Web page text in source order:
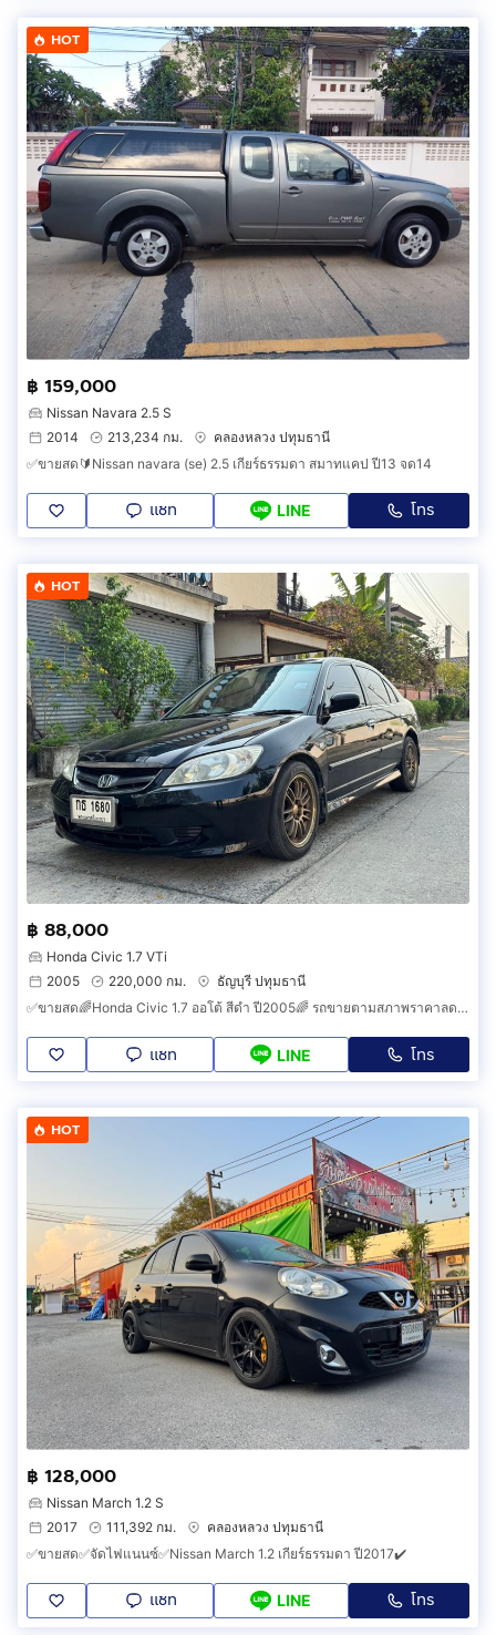
HOT
฿ 159,000
Nissan Navara 2.5 S
2014
213,234 กม.
คลองหลวง ปทุมธานี
✅ขายสด🔰Nissan navara (se) 2.5 เกียร์ธรรมดา สมาทแคป ปี13 จด14
แชท LINE โทร
HOT
฿ 88,000
Honda Civic 1.7 VTi
2005
220,000 กม.
ธัญบุรี ปทุมธานี
✅ขายสด🌈Honda Civic 1.7 ออโต้ สีดำ ปี2005🌈 รถขายตามสภาพราคาลดได้อีก แต่ต่อมากๆขอผ่านก่อนค่ะ✅
แชท LINE โทร
HOT
฿ 128,000
Nissan March 1.2 S
2017
111,392 กม.
คลองหลวง ปทุมธานี
✅ขายสด✅จัดไฟแนนซ์✅Nissan March 1.2 เกียร์ธรรมดา ปี2017✔️
แชท LINE โทร